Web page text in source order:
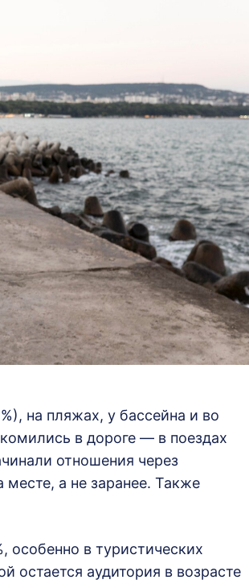
на пляжах, у бассейна и во
в дороге — в поездах
отношения через
а не заранее. Также
особенно в туристических
остается аудитория в возрасте